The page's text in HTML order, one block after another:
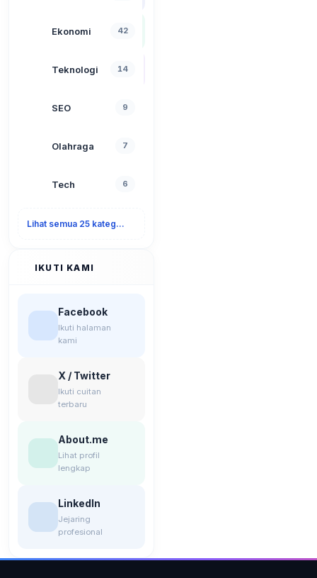
Ekonomi 42
Teknologi 14
SEO 9
Olahraga 7
Tech 6
Lihat semua 25 kategori
IKUTI KAMI
Facebook
Ikuti halaman
kami
X / Twitter
Ikuti cuitan
terbaru
About.me
Lihat profil
lengkap
LinkedIn
Jejaring
profesional